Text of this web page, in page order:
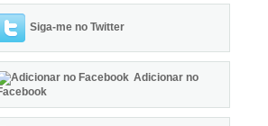
Siga-me no Twitter
Adicionar no